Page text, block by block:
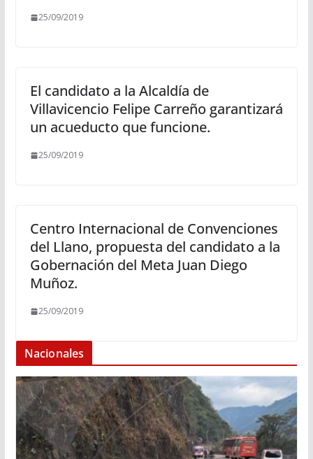
25/09/2019
El candidato a la Alcaldía de
Villavicencio Felipe Carreño garantizará
un acueducto que funcione.
25/09/2019
Centro Internacional de Convenciones
del Llano, propuesta del candidato a la
Gobernación del Meta Juan Diego
Muñoz.
25/09/2019
Nacionales